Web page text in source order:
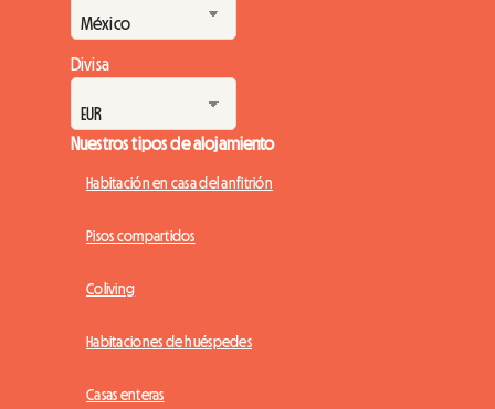
Divisa
Nuestros tipos de alojamiento
Habitación en casa del anfitrión
Pisos compartidos
Coliving
Habitaciones de huéspedes
Casas enteras